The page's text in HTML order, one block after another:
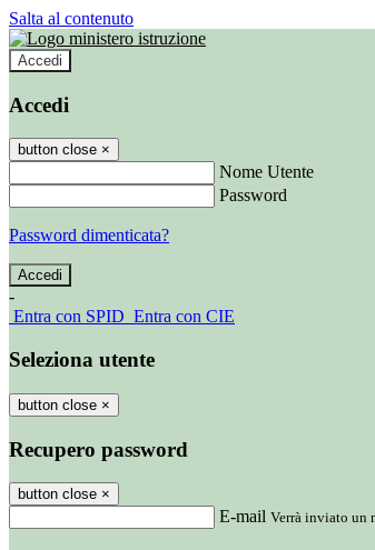
Salta al contenuto
Accedi
Accedi
button close ×
Nome Utente
Password
Password dimenticata?
-
Entra con SPID Entra con CIE
Seleziona utente
button close ×
Recupero password
button close ×
E-mail Verrà inviato un